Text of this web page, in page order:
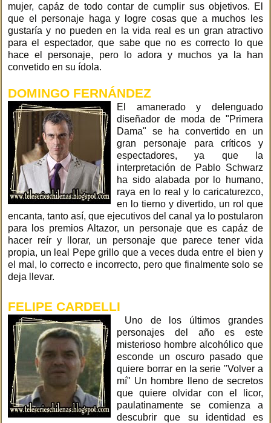
mujer, capáz de todo contar de cumplir sus objetivos. El
que el personaje haga y logre cosas que a muchos les
gustaría y no pueden en la vida real es un gran atractivo
para el espectador, que sabe que no es correcto lo que
hace el personaje, pero lo adora y muchos ya la han
convetido en su ídola.
DOMINGO FERNÁNDEZ
El amanerado y delenguado
diseñador de moda de "Primera
Dama" se ha convertido en un
gran personaje para críticos y
espectadores, ya que la
interpretación de Pablo Schwarz
ha sido alabada por lo humano,
raya en lo real y lo caricaturezco,
en lo tierno y divertido, un rol que
encanta, tanto así, que ejecutivos del canal ya lo postularon
para los premios Altazor, un personaje que es capáz de
hacer reír y llorar, un personaje que parece tener vida
propia, un leal Pepe grillo que a veces duda entre el bien y
el mal, lo correcto e incorrecto, pero que finalmente solo se
deja llevar.
FELIPE CARDELLI
Uno de los últimos grandes
personajes del año es este
misterioso hombre alcohólico que
esconde un oscuro pasado que
quiere borrar en la serie "Volver a
mí" Un hombre lleno de secretos
que quiere olvidar con el licor,
paulatinamente se comienza a
descubrir que su identidad es